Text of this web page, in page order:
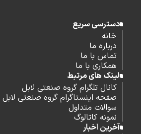
دسترسی سریع
خانه
درباره ما
تماس با ما
همکاری با ما
لینک های مرتبط
کانال تلگرام گروه صنعتی لابل
صفحه اینستاگرام گروه صنعتی لابل
سوالات متداول
نمونه کاتالوگ
آخرین اخبار